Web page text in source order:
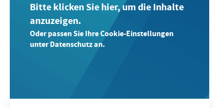
Bitte klicken Sie hier, um die Inhalte
anzuzeigen.
Oder passen Sie Ihre Cookie-Einstellungen
unter Datenschutz an.